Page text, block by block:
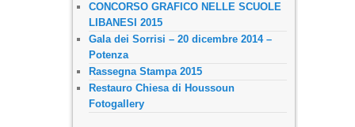
CONCORSO GRAFICO NELLE SCUOLE
LIBANESI 2015
Gala dei Sorrisi – 20 dicembre 2014 –
Potenza
Rassegna Stampa 2015
Restauro Chiesa di Houssoun
Fotogallery